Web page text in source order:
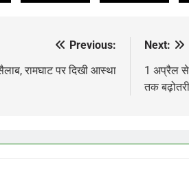
Previous:
रामघाट पर दिखी आस्था
Next:
1 अप्रैल से
तक बढ़ोतरी